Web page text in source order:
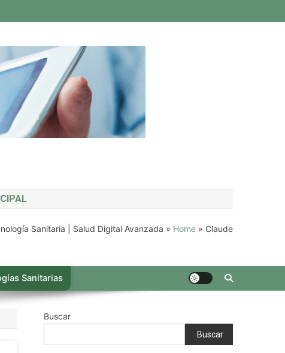
Sanitaria | Salud Digital Avanzada » Home » Claude
Sanitarias
Buscar
Buscar